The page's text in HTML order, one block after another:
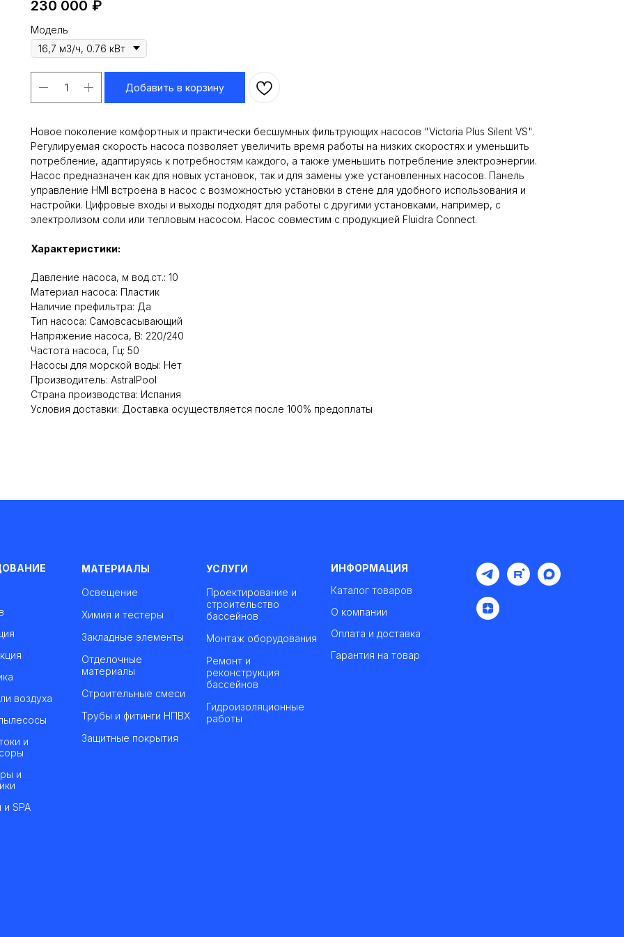
230 000 ₽
Модель
Добавить в корзину
Новое поколение комфортных и практически бесшумных фильтрующих насосов "Victoria Plus Silent VS".
Регулируемая скорость насоса позволяет увеличить время работы на низких скоростях и уменьшить
потребление, адаптируясь к потребностям каждого, а также уменьшить потребление электроэнергии.
Насос предназначен как для новых установок, так и для замены уже установленных насосов. Панель
управление HMI встроена в насос с возможностью установки в стене для удобного использования и
настройки. Цифровые входы и выходы подходят для работы с другими установками, например, с
электролизом соли или тепловым насосом. Насос совместим с продукцией Fluidra Connect.
Характеристики:
Давление насоса, м вод.ст.: 10
Материал насоса: Пластик
Наличие префильтра: Да
Тип насоса: Самовсасывающий
Напряжение насоса, В: 220/240
Частота насоса, Гц: 50
Насосы для морской воды: Нет
Производитель: AstralPool
Cтрана производства: Испания
Условия доставки: Доставка осуществляется после 100% предоплаты
воздуха
и
и
SPA
МАТЕРИАЛЫ
Освещение
Химия и тестеры
Закладные элементы
Отделочные
материалы
Строительные смеси
Трубы и фитинги НПВХ
Защитные покрытия
УСЛУГИ
Проектирование и
строительство
бассейнов
Монтаж оборудования
Ремонт и
реконструкция
бассейнов
Гидроизоляционные
работы
ИНФОРМАЦИЯ
Каталог товаров
О компании
Оплата и доставка
Гарантия на товар